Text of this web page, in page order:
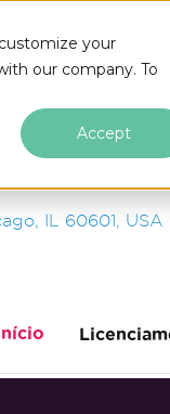
your
our company. To
Accept
IL 60601, USA